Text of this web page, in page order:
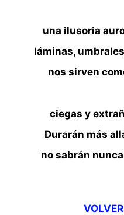
una ilusoria
láminas,
nos sirven
ciegas y
Durarán más
no sabrán